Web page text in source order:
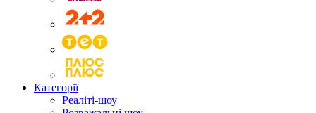
Категорії
Реаліті-шоу